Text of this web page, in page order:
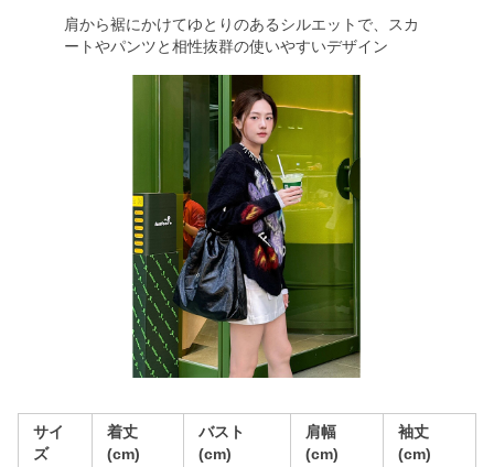
肩から裾にかけてゆとりのあるシルエットで、スカ
ートやパンツと相性抜群の使いやすいデザイン
サイ
ズ
着丈
(cm)
バスト
(cm)
肩幅
(cm)
袖丈
(cm)